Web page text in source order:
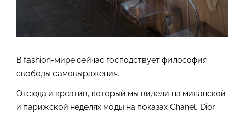
В fashion-мире сейчас господствует философия
свободы самовыражения.
Отсюда и креатив, который мы видели на миланской
и парижской неделях моды на показах Chanel, Dior